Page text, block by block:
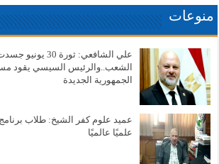
منوعات
علي الشافعي: ثورة 30
الشعب..والرئيس السيسي يقود
الجمهورية الجديدة
عميد علوم كفر الشيخ: طلاب برنامج
علميًا عالميًا